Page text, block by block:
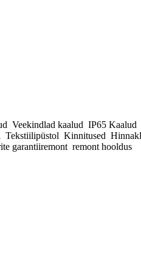
Veekindlad kaalud IP65
Tekstiilipüstol Kinnitused
garantiiremont remont hooldus